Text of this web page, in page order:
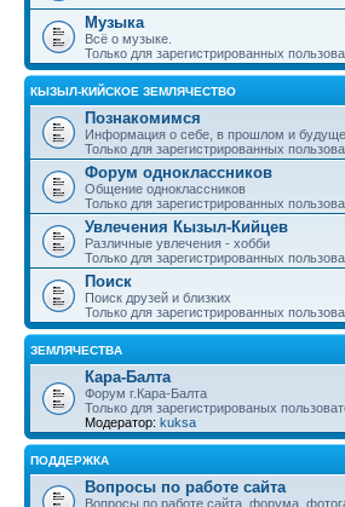
Музыка
Всё о музыке.
Только для зарегистрированных
КЫЗЫЛ-КИЙСКОЕ ЗЕМЛЯЧЕСТВО
Познакомимся
Информация о себе, в прошлом и
Только для зарегистрированных
Форум одноклассников
Общение одноклассников
Только для зарегистрированных
Увлечения Кызыл-Кийцев
Различные увлечения - хобби
Только для зарегистрированных
Поиск
Поиск друзей и близких
Только для зарегистрированных
ЗЕМЛЯЧЕСТВА
Кара-Балта
Форум г.Кара-Балта
Только для зарегистрированых
Модератор: kuksa
ПОДДЕРЖКА
Вопросы по работе сайта
Вопросы по работе сайта, форума,